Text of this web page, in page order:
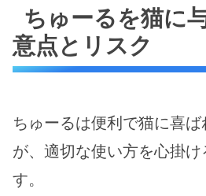
ちゅーるを猫に
意点とリスク
ちゅーるは便利で猫に喜
が、適切な使い方を心掛け
す。